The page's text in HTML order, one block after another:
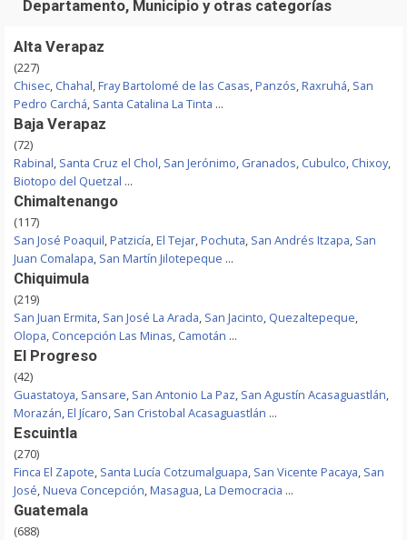
Departamento, Municipio y otras categorías
Alta Verapaz
(227)
Chisec, Chahal,Fray Bartolomé de las Casas,Panzós,Raxruhá, San
Pedro Carchá, Santa Catalina La Tinta ...
Baja Verapaz
(72)
Rabinal, Santa Cruz el Chol, San Jerónimo, Granados, Cubulco, Chixoy,
Biotopo del Quetzal ...
Chimaltenango
(117)
San José Poaquil,Patzicía,El Tejar,Pochuta, San Andrés Itzapa, San
Juan Comalapa, San Martín Jilotepeque ...
Chiquimula
(219)
San Juan Ermita, San José La Arada, San Jacinto, Quezaltepeque,
Olopa, Concepción Las Minas, Camotán ...
El Progreso
(42)
Guastatoya, Sansare, San Antonio La Paz, San Agustín Acasaguastlán,
Morazán,El Jícaro, San Cristobal Acasaguastlán ...
Escuintla
(270)
Finca El Zapote, Santa Lucía Cotzumalguapa, San Vicente Pacaya, San
José,Nueva Concepción,Masagua,La Democracia ...
Guatemala
(688)